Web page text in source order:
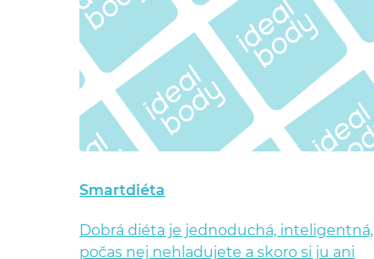
Smartdiéta
Dobrá diéta je jednoduchá, inteligentná,
počas nej nehladujete a skoro si ju ani